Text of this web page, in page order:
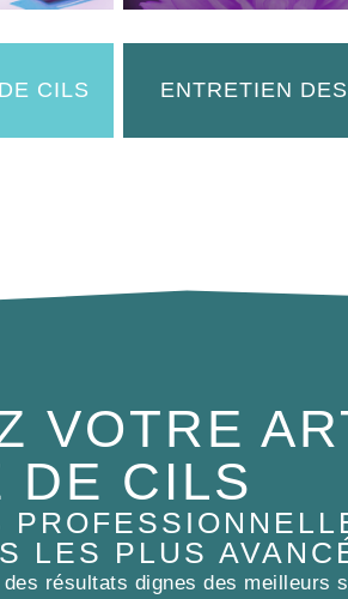
CILS ENTRETIEN
VOTRE
DE CILS
LES PLUS
résultats dignes des meilleurs